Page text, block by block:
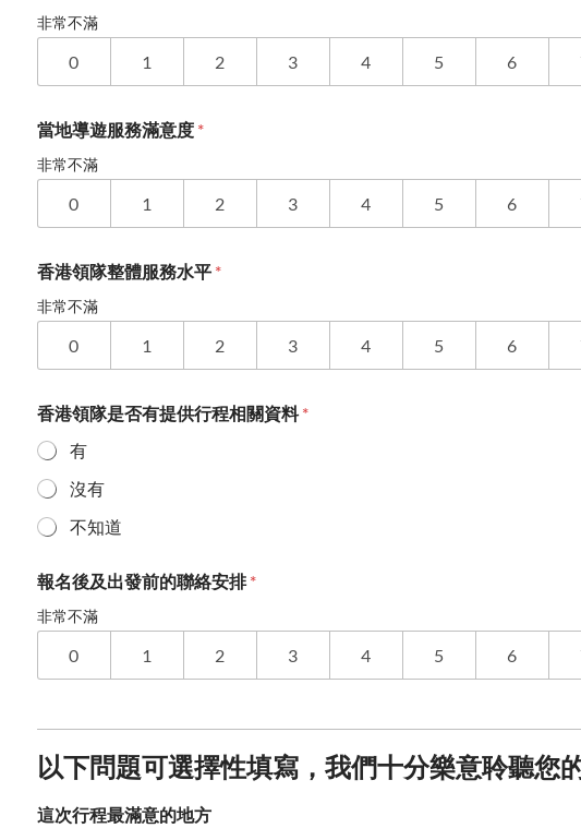
非常不滿
0 1 2 3 4 5 6
當地導遊服務滿意度 *
非常不滿
0 1 2 3 4 5 6
香港領隊整體服務水平 *
非常不滿
0 1 2 3 4 5 6
香港領隊是否有提供行程相關資料*
有
沒有
不知道
報名後及出發前的聯絡安排*
非常不滿
0 1 2 3 4 5 6
以下問題可選擇性填寫，我們十分樂意聆聽您
這次行程最滿意的地方